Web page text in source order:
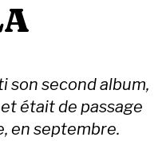
son second album,
était de passage
en septembre.